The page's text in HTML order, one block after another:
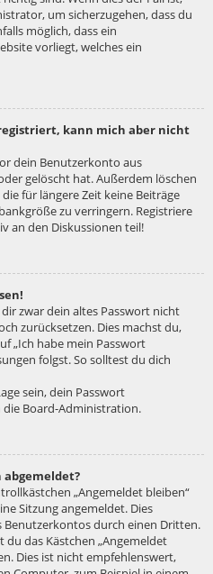
um sicherzugehen, dass du
möglich, dass ein
vorliegt, welches ein
kann mich aber nicht
dein Benutzerkonto aus
gelöscht hat. Außerdem löschen
für längere Zeit keine Beiträge
zu verringern. Registriere
an den Diskussionen teil!
zwar dein altes Passwort nicht
zurücksetzen. Dies machst du,
„Ich habe mein Passwort
folgst. So solltest du dich
sein, dein Passwort
die Board-Administration.
„Angemeldet bleiben“
Sitzung angemeldet. Dies
durch einen Dritten.
das Kästchen „Angemeldet
Dies ist nicht empfehlenswert,